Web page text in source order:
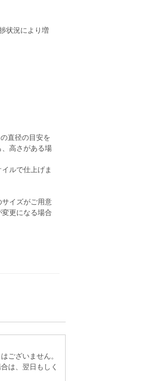
状況により増
直径の目安を
高さがある場
ルで仕上げま
イズがご用意
更になる場合
ございません。
は、翌日もしく